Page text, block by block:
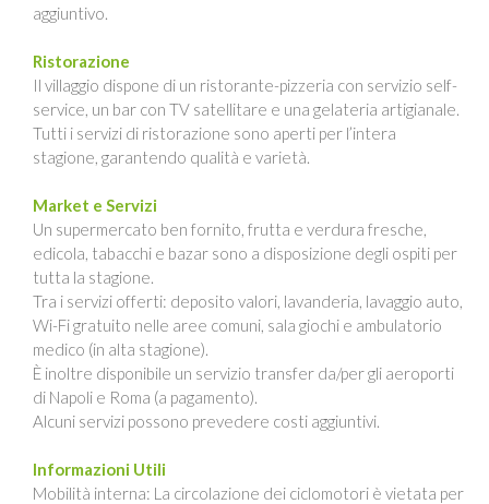
aggiuntivo.
Ristorazione
Il villaggio dispone di un ristorante-pizzeria con servizio self-
service, un bar con TV satellitare e una gelateria artigianale.
Tutti i servizi di ristorazione sono aperti per l’intera
stagione, garantendo qualità e varietà.
Market e Servizi
Un supermercato ben fornito, frutta e verdura fresche,
edicola, tabacchi e bazar sono a disposizione degli ospiti per
tutta la stagione.
Tra i servizi offerti: deposito valori, lavanderia, lavaggio auto,
Wi-Fi gratuito nelle aree comuni, sala giochi e ambulatorio
medico (in alta stagione).
È inoltre disponibile un servizio transfer da/per gli aeroporti
di Napoli e Roma (a pagamento).
Alcuni servizi possono prevedere costi aggiuntivi.
Informazioni Utili
Mobilità interna: La circolazione dei ciclomotori è vietata per